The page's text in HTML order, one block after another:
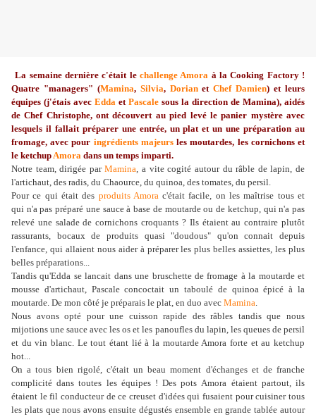
La semaine dernière c'était lechallenge Amora à la Cooking Factory !
Quatre "managers" (Mamina, Silvia, DorianetChef Damien) et leurs
équipes (j'étais avec Edda et Pascale sous la direction de Mamina), aidés
de Chef Christophe, ont découvert au pied levé le panier mystère avec
lesquels il fallait préparer une entrée, un plat et un une préparation au
fromage, avec pour ingrédients majeursles moutardes, les cornichons et
le ketchupAmora dans un temps imparti.
Notre team, dirigée parMamina, a vite cogité autour du râble de lapin, de
l'artichaut, des radis, du Chaource, du quinoa, des tomates, du persil.
Pour ce qui était des produits Amorac'était facile, on les maîtrise tous et
qui n'a pas préparé une sauce à base de moutarde ou de ketchup, qui n'a pas
relevé une salade de cornichons croquants ? Ils étaient au contraire plutôt
rassurants, bocaux de produits quasi "doudous" qu'on connait depuis
l'enfance, qui allaient nous aider à préparer les plus belles assiettes, les plus
belles préparations...
Tandis qu'Edda se lancait dans une bruschette de fromage à la moutarde et
mousse d'artichaut, Pascale concoctait un taboulé de quinoa épicé à la
moutarde. De mon côté je préparais le plat, en duo avec Mamina.
Nous avons opté pour une cuisson rapide des râbles tandis que nous
mijotions une sauce avec les os et les panoufles du lapin, les queues de persil
et du vin blanc. Le tout étant lié à la moutarde Amora forte et au ketchup
hot...
On a tous bien rigolé, c'était un beau moment d'échanges et de franche
complicité dans toutes les équipes ! Des pots Amora étaient partout, ils
étaient le fil conducteur de ce creuset d'idées qui fusaient pour cuisiner tous
les plats que nous avons ensuite dégustés ensemble en grande tablée autour